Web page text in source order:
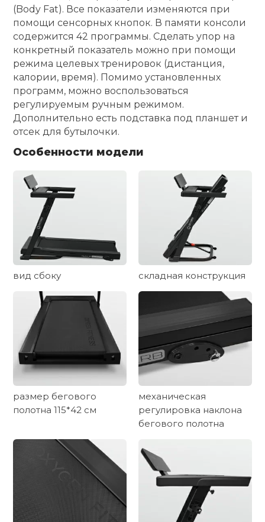
(Body Fat). Все показатели изменяются при
помощи сенсорных кнопок. В памяти консоли
содержится 42 программы. Сделать упор на
конкретный показатель можно при помощи
режима целевых тренировок (дистанция,
калории, время). Помимо установленных
программ, можно воспользоваться
регулируемым ручным режимом.
Дополнительно есть подставка под планшет и
отсек для бутылочки.
Особенности модели
вид сбоку складная конструкция
размер бегового
полотна 115*42 см
механическая
регулировка наклона
бегового полотна